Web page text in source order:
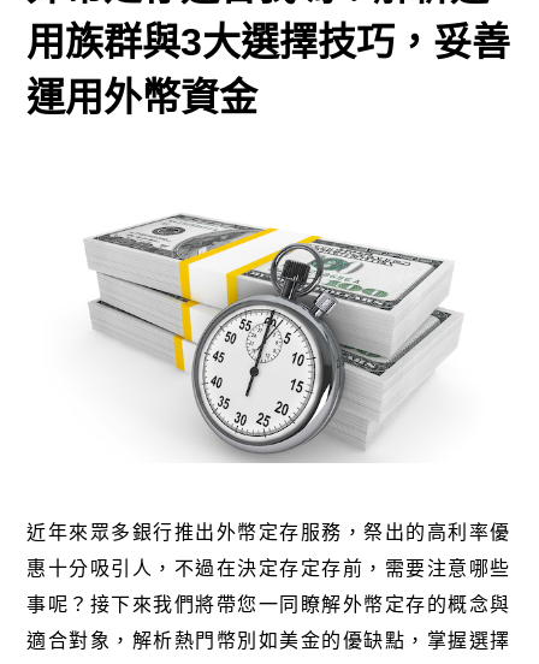
用族群與3大選擇技巧，妥善
運用外幣資金
近年來眾多銀行推出外幣定存服務，祭出的高利率優
惠十分吸引人，不過在決定存定存前，需要注意哪些
事呢？接下來我們將帶您一同瞭解外幣定存的概念與
適合對象，解析熱門幣別如美金的優缺點，掌握選擇